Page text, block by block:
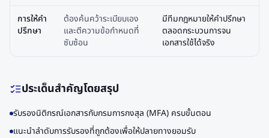
การให้คำ
ปรึกษา
ต้องค้นคว้าระเบียบเอง
และตีความข้อกำหนดที่
ซับซ้อน
มีทีมกฎหมายให้คำปรึกษา
ตลอดกระบวนการจน
เอกสารใช้ได้จริง
ประเด็นสำคัญโดยสรุป
รับรองนิติกรณ์เอกสารกับกรมการกงสุล (MFA) ครบขั้นตอน
แนะนำลำดับการรับรองที่ถูกต้องเพื่อให้ปลายทางยอมรับ